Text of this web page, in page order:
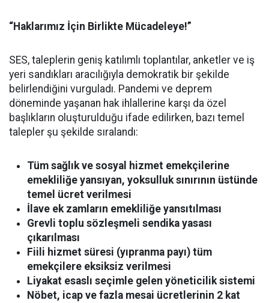
“Haklarımız İçin Birlikte Mücadeleye!”
SES, taleplerin geniş katılımlı toplantılar, anketler ve iş
yeri sandıkları aracılığıyla demokratik bir şekilde
belirlendiğini vurguladı. Pandemi ve deprem
döneminde yaşanan hak ihlallerine karşı da özel
başlıkların oluşturulduğu ifade edilirken, bazı temel
talepler şu şekilde sıralandı:
Tüm sağlık ve sosyal hizmet emekçilerine
emekliliğe yansıyan, yoksulluk sınırının üstünde
temel ücret verilmesi
İlave ek zamların emekliliğe yansıtılması
Grevli toplu sözleşmeli sendika yasası
çıkarılması
Fiili hizmet süresi (yıpranma payı) tüm
emekçilere eksiksiz verilmesi
Liyakat esaslı seçimle gelen yöneticilik sistemi
Nöbet, icap ve fazla mesai ücretlerinin 2 kat